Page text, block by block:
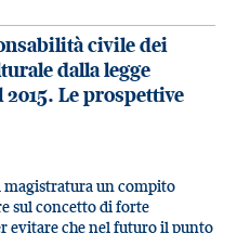
civile dei
dalla legge
2015. Le prospettive
magistratura un compito
sul concetto di forte
evitare che nel futuro il punto